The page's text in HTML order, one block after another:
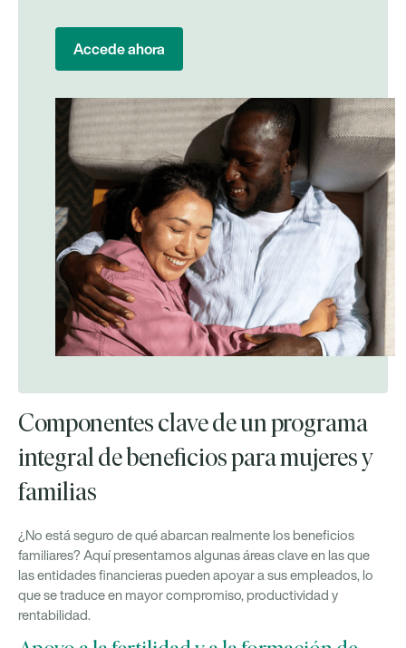
Accede ahora
Componentes clave de un programa
integral de beneficios para mujeres y
familias
¿No está seguro de qué abarcan realmente los beneficios
familiares? Aquí presentamos algunas áreas clave en las que
las entidades financieras pueden apoyar a sus empleados, lo
que se traduce en mayor compromiso, productividad y
rentabilidad.